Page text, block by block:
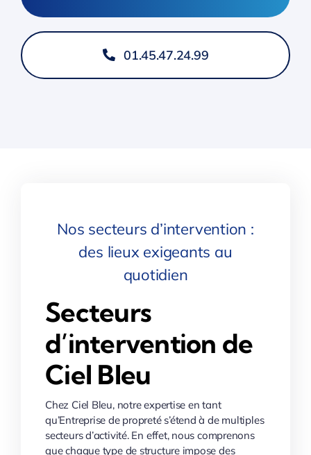
01.45.47.24.99
Nos secteurs d’intervention :
des lieux exigeants au
quotidien
Secteurs
d’intervention de
Ciel Bleu
Chez Ciel Bleu, notre expertise en tant
qu’Entreprise de propreté s’étend à de multiples
secteurs d’activité. En effet, nous comprenons
que chaque type de structure impose des